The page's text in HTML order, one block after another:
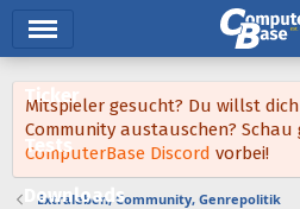
Ticker
Tests
Downloads
Mitspieler gesucht? Du willst
Community austauschen?
ComputerBase Discord vorbei!
Extraleben, Community, Genrepolitik